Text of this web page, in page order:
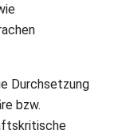
Durchsetzung
bzw.